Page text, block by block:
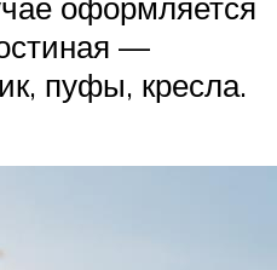
—
пуфы, кресла.